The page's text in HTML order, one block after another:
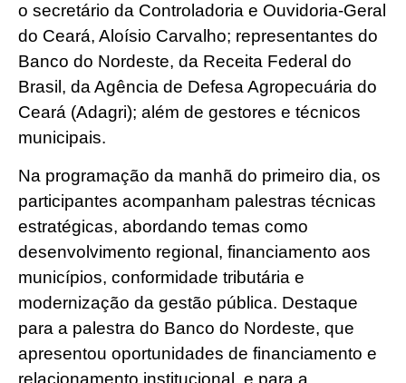
o secretário da Controladoria e Ouvidoria-Geral
do Ceará, Aloísio Carvalho; representantes do
Banco do Nordeste, da Receita Federal do
Brasil, da Agência de Defesa Agropecuária do
Ceará (Adagri); além de gestores e técnicos
municipais.
Na programação da manhã do primeiro dia, os
participantes acompanham palestras técnicas
estratégicas, abordando temas como
desenvolvimento regional, financiamento aos
municípios, conformidade tributária e
modernização da gestão pública. Destaque
para a palestra do Banco do Nordeste, que
apresentou oportunidades de financiamento e